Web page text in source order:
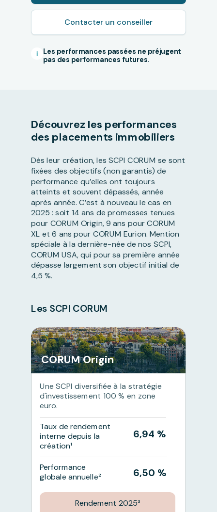
Contacter un conseiller
i
Les performances passées ne préjugent
pas des performances futures.
Découvrez les performances
des placements immobiliers
Dès leur création, les SCPI CORUM se sont
fixées des objectifs (non garantis) de
performance qu’elles ont toujours
atteints et souvent dépassés, année
après année. C’est à nouveau le cas en
2025 : soit 14 ans de promesses tenues
pour CORUM Origin, 9 ans pour CORUM
XL et 6 ans pour CORUM Eurion. Mention
spéciale à la dernière-née de nos SCPI,
CORUM USA, qui pour sa première année
dépasse largement son objectif initial de
4,5 %.
Les SCPI CORUM
Une SCPI diversifiée à la stratégie
d'investissement 100 % en zone
euro.
Taux de rendement
interne depuis la
création¹
6,94 %
Rendement 2025³
Performance
globale annuelle²
6,50 %
CORUM Origin